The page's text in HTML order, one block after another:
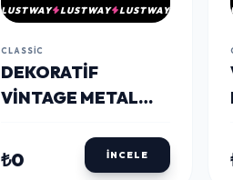
LUSTWAY LUSTWAY LUSTWAY
CLASSIC
DEKORATIF
VINTAGE METAL
20X30
₺0 İNCELE